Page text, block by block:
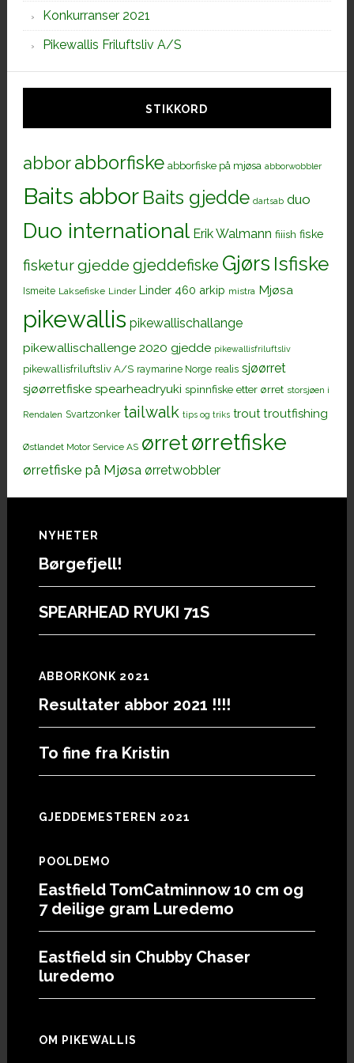
Konkurranser 2021
Pikewallis Friluftsliv A/S
STIKKORD
abborabborfiske abborfiske på mjøsa abborwobbler
Baits abbor Baits gjedde dartsab duo
Duo international Erik Walmann fiiish fiske
fisketurgjedde gjeddefiske Gjørs Isfiske
Ismeite Laksefiske Linder Linder 460 arkip mistra Mjøsa
pikewallis pikewallischallange
pikewallischallenge 2020 gjedde pikewallisfriluftsliv
pikewallisfriluftsliv A/S raymarine Norge realis sjøørret
sjøørretfiske spearheadryuki spinnfiske etter ørret storsjøen i
Rendalen Svartzonker tailwalk tips og triks trout troutfishing
Østlandet Motor Service AS ørretørretfiske
ørretfiske på Mjøsa ørretwobbler
Footer
NYHETER
Børgefjell!
SPEARHEAD RYUKI 71S
ABBORKONK 2021
Resultater abbor 2021 !!!!
To fine fra Kristin
GJEDDEMESTEREN 2021
POOLDEMO
Eastfield TomCatminnow 10 cm og
7 deilige gram Luredemo
Eastfield sin Chubby Chaser
luredemo
OM PIKEWALLIS